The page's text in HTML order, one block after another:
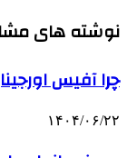
نوشته های
چرا آفیس
۱۴۰۴/۰۶/۲۲